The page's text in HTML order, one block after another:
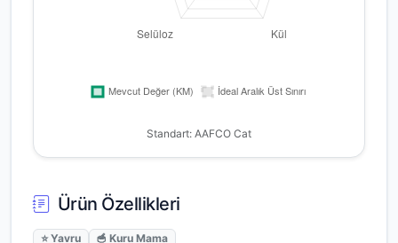
Ürün Özellikleri
⭐ Yavru 🥣 Kuru Mama
Standart: AAFCO Cat